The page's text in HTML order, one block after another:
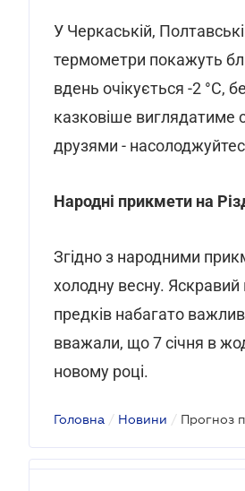
У Черкаській,
термометри покажуть
вдень очікується -2 °С,
казковіше виглядатиме
друзями -
Народні прикмети на
Згідно з народними
холодну весну. Яскравий
предків набагато
вважали, що 7 січня в
новому році.
Головна / Новини / Прогноз